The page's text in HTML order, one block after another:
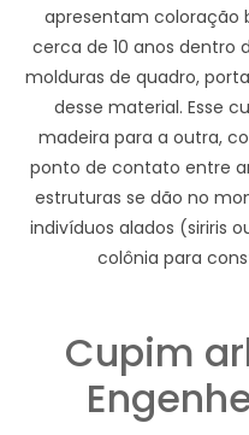
apresentam coloração
cerca de 10 anos dentro
molduras de quadro,
desse material. Esse
madeira para a outra,
ponto de contato entre
estruturas se dão no
indivíduos alados (siriris
colônia para
Cupim